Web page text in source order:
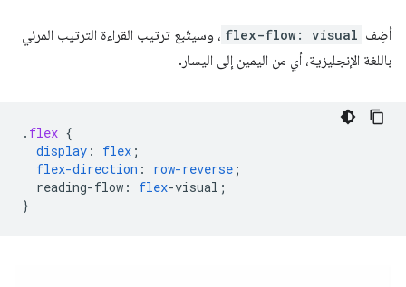
أضِف flex-flow: visual ، وسيتّبع ترتيب القراءة الترتيب المرئي
باللغة الإنجليزية، أي من اليمين إلى اليسار.
. flex {
display : flex ;
flex-direction : row-reverse ;
reading-flow : flex-visual ;
}